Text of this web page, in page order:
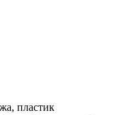
пластик